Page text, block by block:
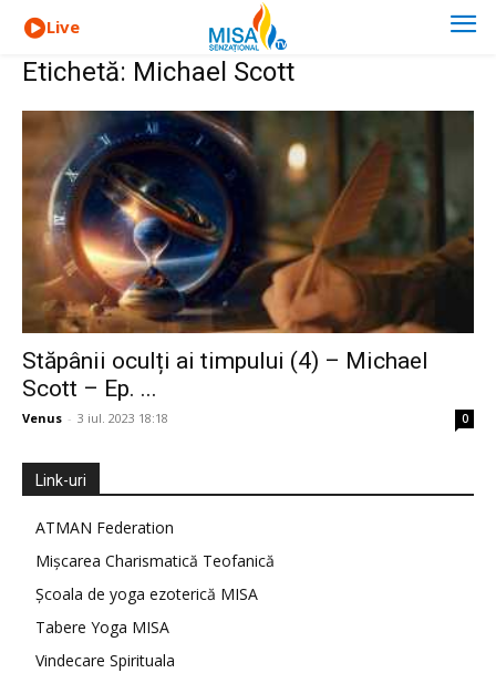
Live
Etichetă: Michael Scott
Stăpânii oculți ai timpului (4) – Michael
Scott – Ep. ...
Venus - 3 iul. 2023 18:18 0
Link-uri
ATMAN Federation
Mișcarea Charismatică Teofanică
Școala de yoga ezoterică MISA
Tabere Yoga MISA
Vindecare Spirituala